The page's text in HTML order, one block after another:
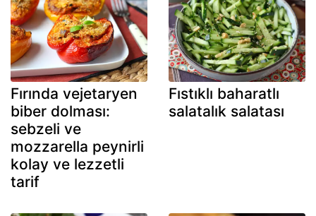
Fırında vejetaryen
biber dolması:
sebzeli ve
mozzarella peynirli
kolay ve lezzetli
tarif
Fıstıklı baharatlı
salatalık salatası